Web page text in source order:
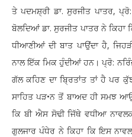
ਤੇ ਪਦਮਸ਼੍ਰੀ ਡਾ.ਸੁਰਜੀਤ ਪਾਤਰ,ਪ੍ਰੋ
ਬੋਲਦਿਆਂ ਡਾ.ਸੁਰਜੀਤ ਪਾਤਰ ਨੇ ਕਿਹਾ
ਧੀਆਣੀਆਂ ਦੀ ਬਾਤ ਪਾਉਂਦਾ ਹੈ,
ਨਾਲ ਇੱਕ ਮਿਕ ਹੁੰਦੀਆਂ ਹਨ। ਪ੍ਰੋ:
ਗੱਲ ਕਹਿਣ ਦਾ ਬ੍ਰਿਤਾਂਤ ਤਾਂ ਹੈ ਪਰ
ਸਾਹਿਤ ਪੜ•ਨ ਤੋਂ ਬਾਅਦ ਹੀ ਸਮਝ
ਕਿ ਬੀ ਐਸ ਸੋਢੀ ਜਿੱਥੇ ਵਧੀਆ
ਗੁਲਜਾਰ ਪੰਧੇਰ ਨੇ ਕਿਹਾ ਕਿ ਇਸ